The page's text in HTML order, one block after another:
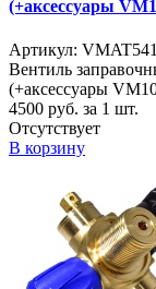
(+аксессуары
Артикул:
Вентиль
(+аксессуары
4500 руб. за 1 шт.
Отсутствует
В корзину